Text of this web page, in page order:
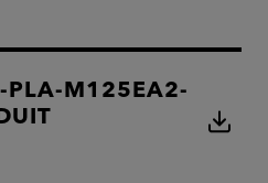
PLA-M125EA2-